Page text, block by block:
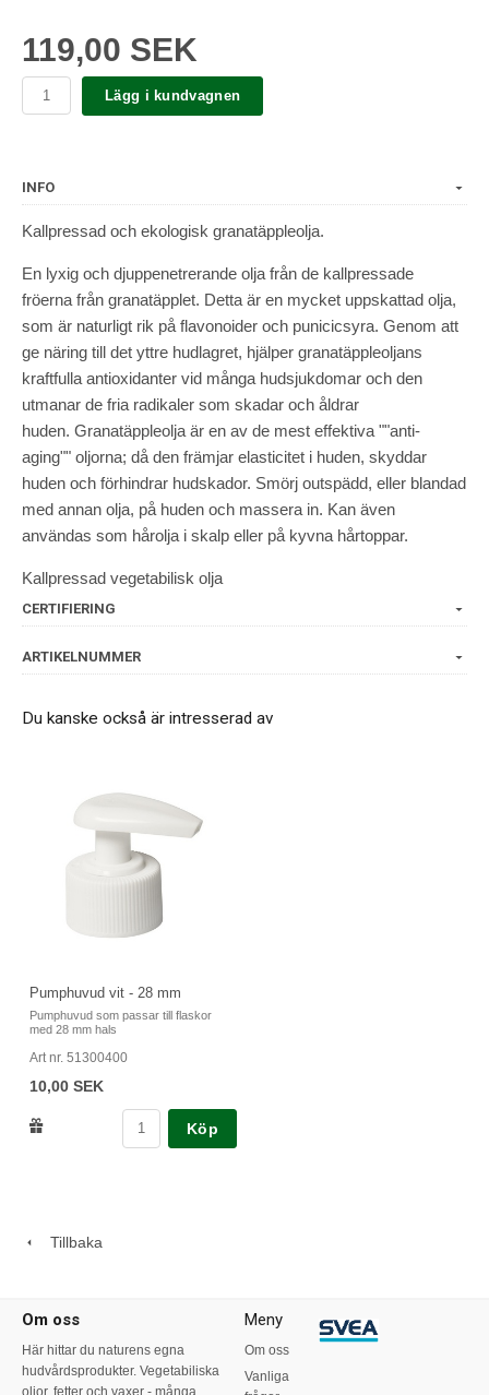
119,00 SEK
Lägg i kundvagnen
INFO
Kallpressad och ekologisk granatäppleolja.
En lyxig och djuppenetrerande olja från de kallpressade
fröerna från granatäpplet. Detta är en mycket uppskattad olja,
som är naturligt rik på flavonoider och punicicsyra. Genom att
ge näring till det yttre hudlagret, hjälper granatäppleoljans
kraftfulla antioxidanter vid många hudsjukdomar och den
utmanar de fria radikaler som skadar och åldrar
huden. Granatäppleolja är en av de mest effektiva ""anti-
aging"" oljorna; då den främjar elasticitet i huden, skyddar
huden och förhindrar hudskador. Smörj outspädd, eller blandad
med annan olja, på huden och massera in. Kan även
användas som hårolja i skalp eller på kyvna hårtoppar.
Kallpressad vegetabilisk olja
CERTIFIERING
ARTIKELNUMMER
Du kanske också är intresserad av
Pumphuvud vit - 28 mm
Pumphuvud som passar till flaskor
med 28 mm hals
Art nr. 51300400
10,00 SEK
Köp
Tillbaka
Om oss
Här hittar du naturens egna
hudvårdsprodukter. Vegetabiliska
oljor, fetter och vaxer - många
Meny
Om oss
Vanliga